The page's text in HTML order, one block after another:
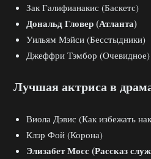
Зак Галифианакис (Баскетс)
Дональд Гловер (Атланта)
Уильям Мэйси (Бесстыдники)
Джеффри Тэмбор (Очевидное)
Лучшая актриса в
Виола Дэвис (Как избежать
Клэр Фой (Корона)
Элизабет Мосс (Рассказ